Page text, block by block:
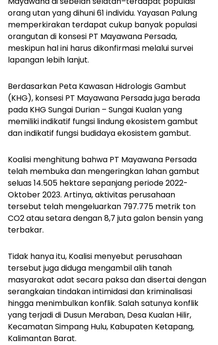
orang utan yang dihuni 61 individu. Yayasan Palung
memperkirakan terdapat cukup banyak populasi
orangutan di konsesi PT Mayawana Persada,
meskipun hal ini harus dikonfirmasi melalui survei
lapangan lebih lanjut.
Berdasarkan Peta Kawasan Hidrologis Gambut
(KHG), konsesi PT Mayawana Persada juga berada
pada KHG Sungai Durian – Sungai Kualan yang
memiliki indikatif fungsi lindung ekosistem gambut
dan indikatif fungsi budidaya ekosistem gambut.
Koalisi menghitung bahwa PT Mayawana Persada
telah membuka dan mengeringkan lahan gambut
seluas 14.505 hektare sepanjang periode 2022-
Oktober 2023. Artinya, aktivitas perusahaan
tersebut telah mengeluarkan 797.775 metrik ton
CO2 atau setara dengan 8,7 juta galon bensin yang
terbakar.
Tidak hanya itu, Koalisi menyebut perusahaan
tersebut juga diduga mengambil alih tanah
masyarakat adat secara paksa dan disertai dengan
serangkaian tindakan intimidasi dan kriminalisasi
hingga menimbulkan konflik. Salah satunya konflik
yang terjadi di Dusun Meraban, Desa Kualan Hilir,
Kecamatan Simpang Hulu, Kabupaten Ketapang,
Kalimantan Barat.